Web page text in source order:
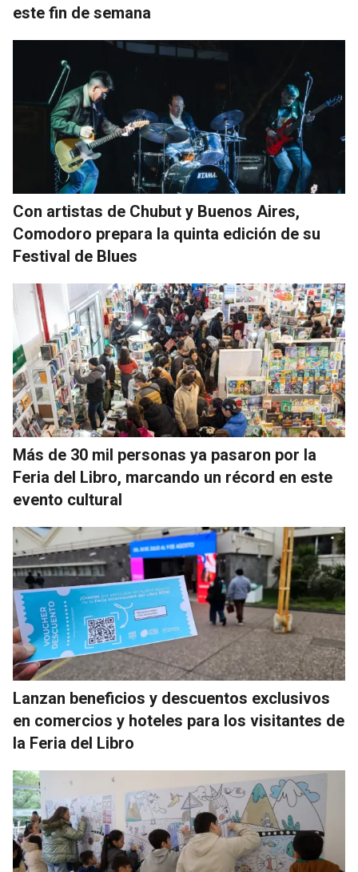
este fin de semana
Con artistas de Chubut y Buenos Aires,
Comodoro prepara la quinta edición de su
Festival de Blues
Más de 30 mil personas ya pasaron por la
Feria del Libro, marcando un récord en este
evento cultural
Lanzan beneficios y descuentos exclusivos
en comercios y hoteles para los visitantes de
la Feria del Libro